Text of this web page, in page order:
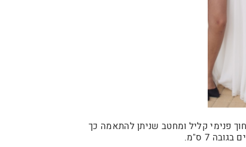
ונוחה של המעצבת רוית הנדל, מידה 38 (יש מחוך פנימי קליל ומחטב שניתן להתאמה כך